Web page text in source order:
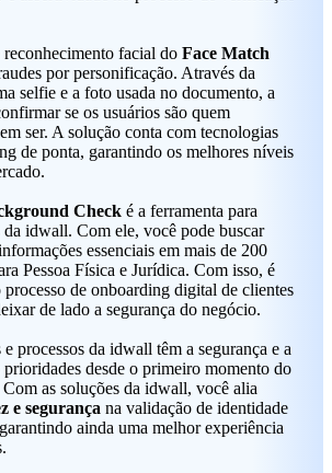
reconhecimento facial do Face Match
por personificação. Através da
selfie e a foto usada no documento, a
se os usuários são quem
ser. A solução conta com tecnologias
de ponta, garantindo os melhores níveis
Check é a ferramenta para
da idwall. Com ele, você pode buscar
essenciais em mais de 200
Pessoa Física e Jurídica. Com isso, é
de onboarding digital de clientes
de lado a segurança do negócio.
e processos da idwall têm a segurança e a
desde o primeiro momento do
as soluções da idwall, você alia
e segurança na validação de identidade
ainda uma melhor experiência